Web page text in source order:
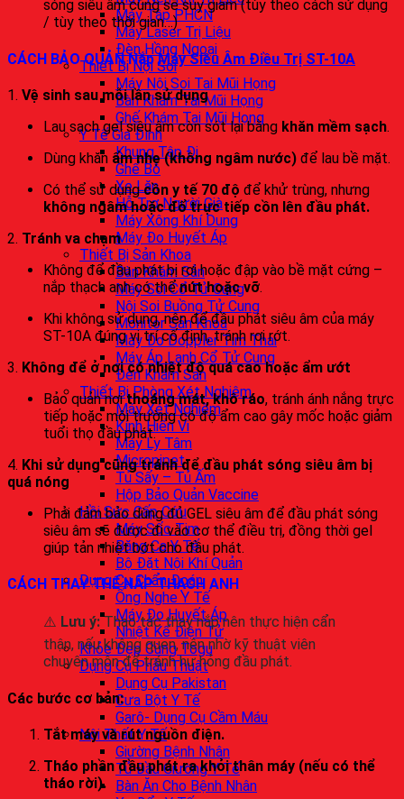
Máy Tập PHCN
Máy Laser Trị Liệu
Đèn Hồng Ngoại
Thiết Bị Nội Soi
Máy Nội Soi Tai Mũi Họng
Bàn Khám Tai Mũi Họng
Ghế Khám Tai Mũi Họng
Y Tế Gia Đình
Khung Tập Đi
Ghế Bô
Xe Lăn
Hỗ Trợ Người Già
Máy Xông Khí Dung
Máy Đo Huyết Áp
Thiết Bị Sản Khoa
Bàn Khám Sản
Máy Soi Cổ Tử Cung
Nội Soi Buồng Tử Cung
Monitor Sản Khoa
Máy Đo Doppler Tim Thai
Máy Áp Lạnh Cổ Tử Cung
Đèn Khám Sản
Thiết Bị Phòng Xét Nghiệm
Máy Xét Nghiệm
Kính Hiển Vi
Máy Ly Tâm
Micropipet
Tủ Sấy – Tủ Ấm
Hộp Bảo Quản Vaccine
Hồi Sức Cấp Cứu
Máy Sốc Tim
Băng Ca Y Tế
Bộ Đặt Nội Khí Quản
Dụng Cụ Chẩn Đoán
Ống Nghe Y Tế
Máy Đo Huyết Áp
Nhiệt Kế Điện Tử
Khỏe Đẹp Cùng Togu
Dụng Cụ Phẫu Thuật
Dụng Cụ Pakistan
Cưa Bột Y Tế
Garô- Dụng Cụ Cầm Máu
Nội Thất Y Tế
Giường Bệnh Nhân
Tủ Đầu Giường Y Tế
Bàn Ăn Cho Bệnh Nhân
sóng siêu âm cũng sẽ suy giảm (tùy theo cách sử dụng
/ tùy theo thời gian…)
CÁCH BẢO QUẢN NắpMáy Siêu Âm Điều Trị ST-10A
1. Vệ sinh sau mỗi lần sử dụng
Lau sạch gel siêu âm còn sót lại bằng khăn mềm sạch.
Dùng khăn ẩm nhẹ (không ngâm nước) để lau bề mặt.
Có thể sử dụngcồn y tế 70 độ để khử trùng, nhưng
không ngâm hoặc đổ trực tiếp cồn lên đầu phát.
2. Tránh va chạm
Không để đầu phát bị rơi hoặc đập vào bề mặt cứng –
nắp thạch anh có thểnứt hoặc vỡ.
Khi không sử dụng, nên để đầu phát siêu âm của máy
ST-10A đúng vị trí cố định, tránh rơi rớt.
3. Không để ở nơi có nhiệt độ quá cao hoặc ẩm ướt
Bảo quản nơithoáng mát, khô ráo, tránh ánh nắng trực
tiếp hoặc môi trường có độ ẩm cao gây mốc hoặc giảm
tuổi thọ đầu phát.
4. Khi sử dụng cũng tránh để đầu phát sóng siêu âm bị
quá nóng
Phải đảm bảo dùng đủ GEL siêu âm để đầu phát sóng
siêu âm sẽ được đi vào cơ thể điều trị, đồng thời gel
giúp tản nhiệt bớt cho đầu phát.
CÁCH THAY THẾ NẮP THẠCH ANH
⚠️ Lưu ý:Thao tác thay nắp nên thực hiện cẩn
thận, nếu không quen, nên nhờ kỹ thuật viên
chuyên môn để tránh hư hỏng đầu phát.
Các bước cơ bản:
Tắt máy và rút nguồn điện.
Tháo phần đầu phát ra khỏi thân máy (nếu có thể
tháo rời).